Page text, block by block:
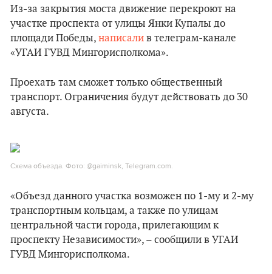
Из-за закрытия моста движение перекроют на
участке проспекта от улицы Янки Купалы до
площади Победы, написали в телеграм-канале
«УГАИ ГУВД Мингорисполкома».
Проехать там сможет только общественный
транспорт. Ограничения будут действовать до 30
августа.
Схема объезда. Фото: @gaiminsk, Telegram.com.
«Объезд данного участка возможен по 1-му и 2-му
транспортным кольцам, а также по улицам
центральной части города, прилегающим к
проспекту Независимости», – сообщили в УГАИ
ГУВД Мингорисполкома.